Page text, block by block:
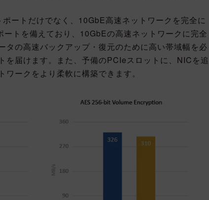
ートだけでなく、10GbE高速ネットワークを完全に
トを備えており、10GbEの高速ネットワークに完全
タの高速バックアップ・復元のために高い帯域幅を必
を届けます。また、予備のPCIeスロットに、NICを追
ークをより柔軟に構築できます。